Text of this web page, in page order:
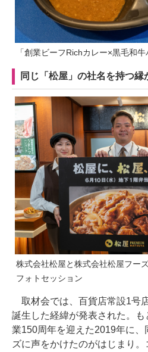
「創業ビーフRichカレー×黒毛和
同じ「松屋」の社名を持つ
株式会社松屋と株式会社松屋フー
フォトセッション
取材会では、百貨店常設1号
誕生した経緯が発表された。
業150周年を迎えた2019年に、
ズに声をかけたのがはじまり